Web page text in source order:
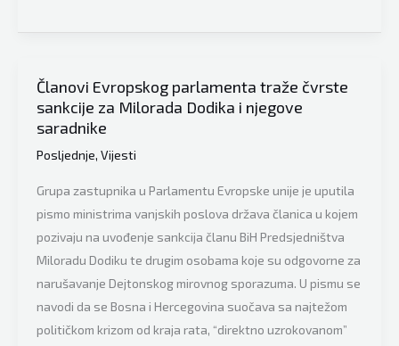
Parlamenta
za
kontakte
sa
BiH
Kosovom
Romeo
Franz:
“Donošenje
sankcija
se
mora
Članovi Evropskog parlamenta traže čvrste
sankcije za Milorada Dodika i njegove
saradnike
Posljednje, Vijesti
Grupa zastupnika u Parlamentu Evropske unije je uputila
pismo ministrima vanjskih poslova država članica u kojem
pozivaju na uvođenje sankcija članu BiH Predsjedništva
Miloradu Dodiku te drugim osobama koje su odgovorne za
narušavanje Dejtonskog mirovnog sporazuma. U pismu se
navodi da se Bosna i Hercegovina suočava sa najtežom
političkom krizom od kraja rata, “direktno uzrokovanom”